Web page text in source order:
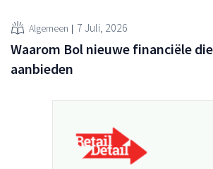
Algemeen 7 Juli, 2026
Waarom Bol nieuwe financiële
aanbieden